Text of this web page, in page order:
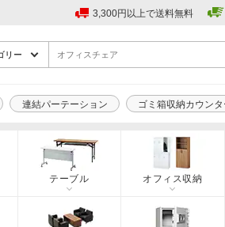
3,300円以上で送料無料
連結パーテーション ゴミ箱収納カウンタ
テーブル オフィス収納